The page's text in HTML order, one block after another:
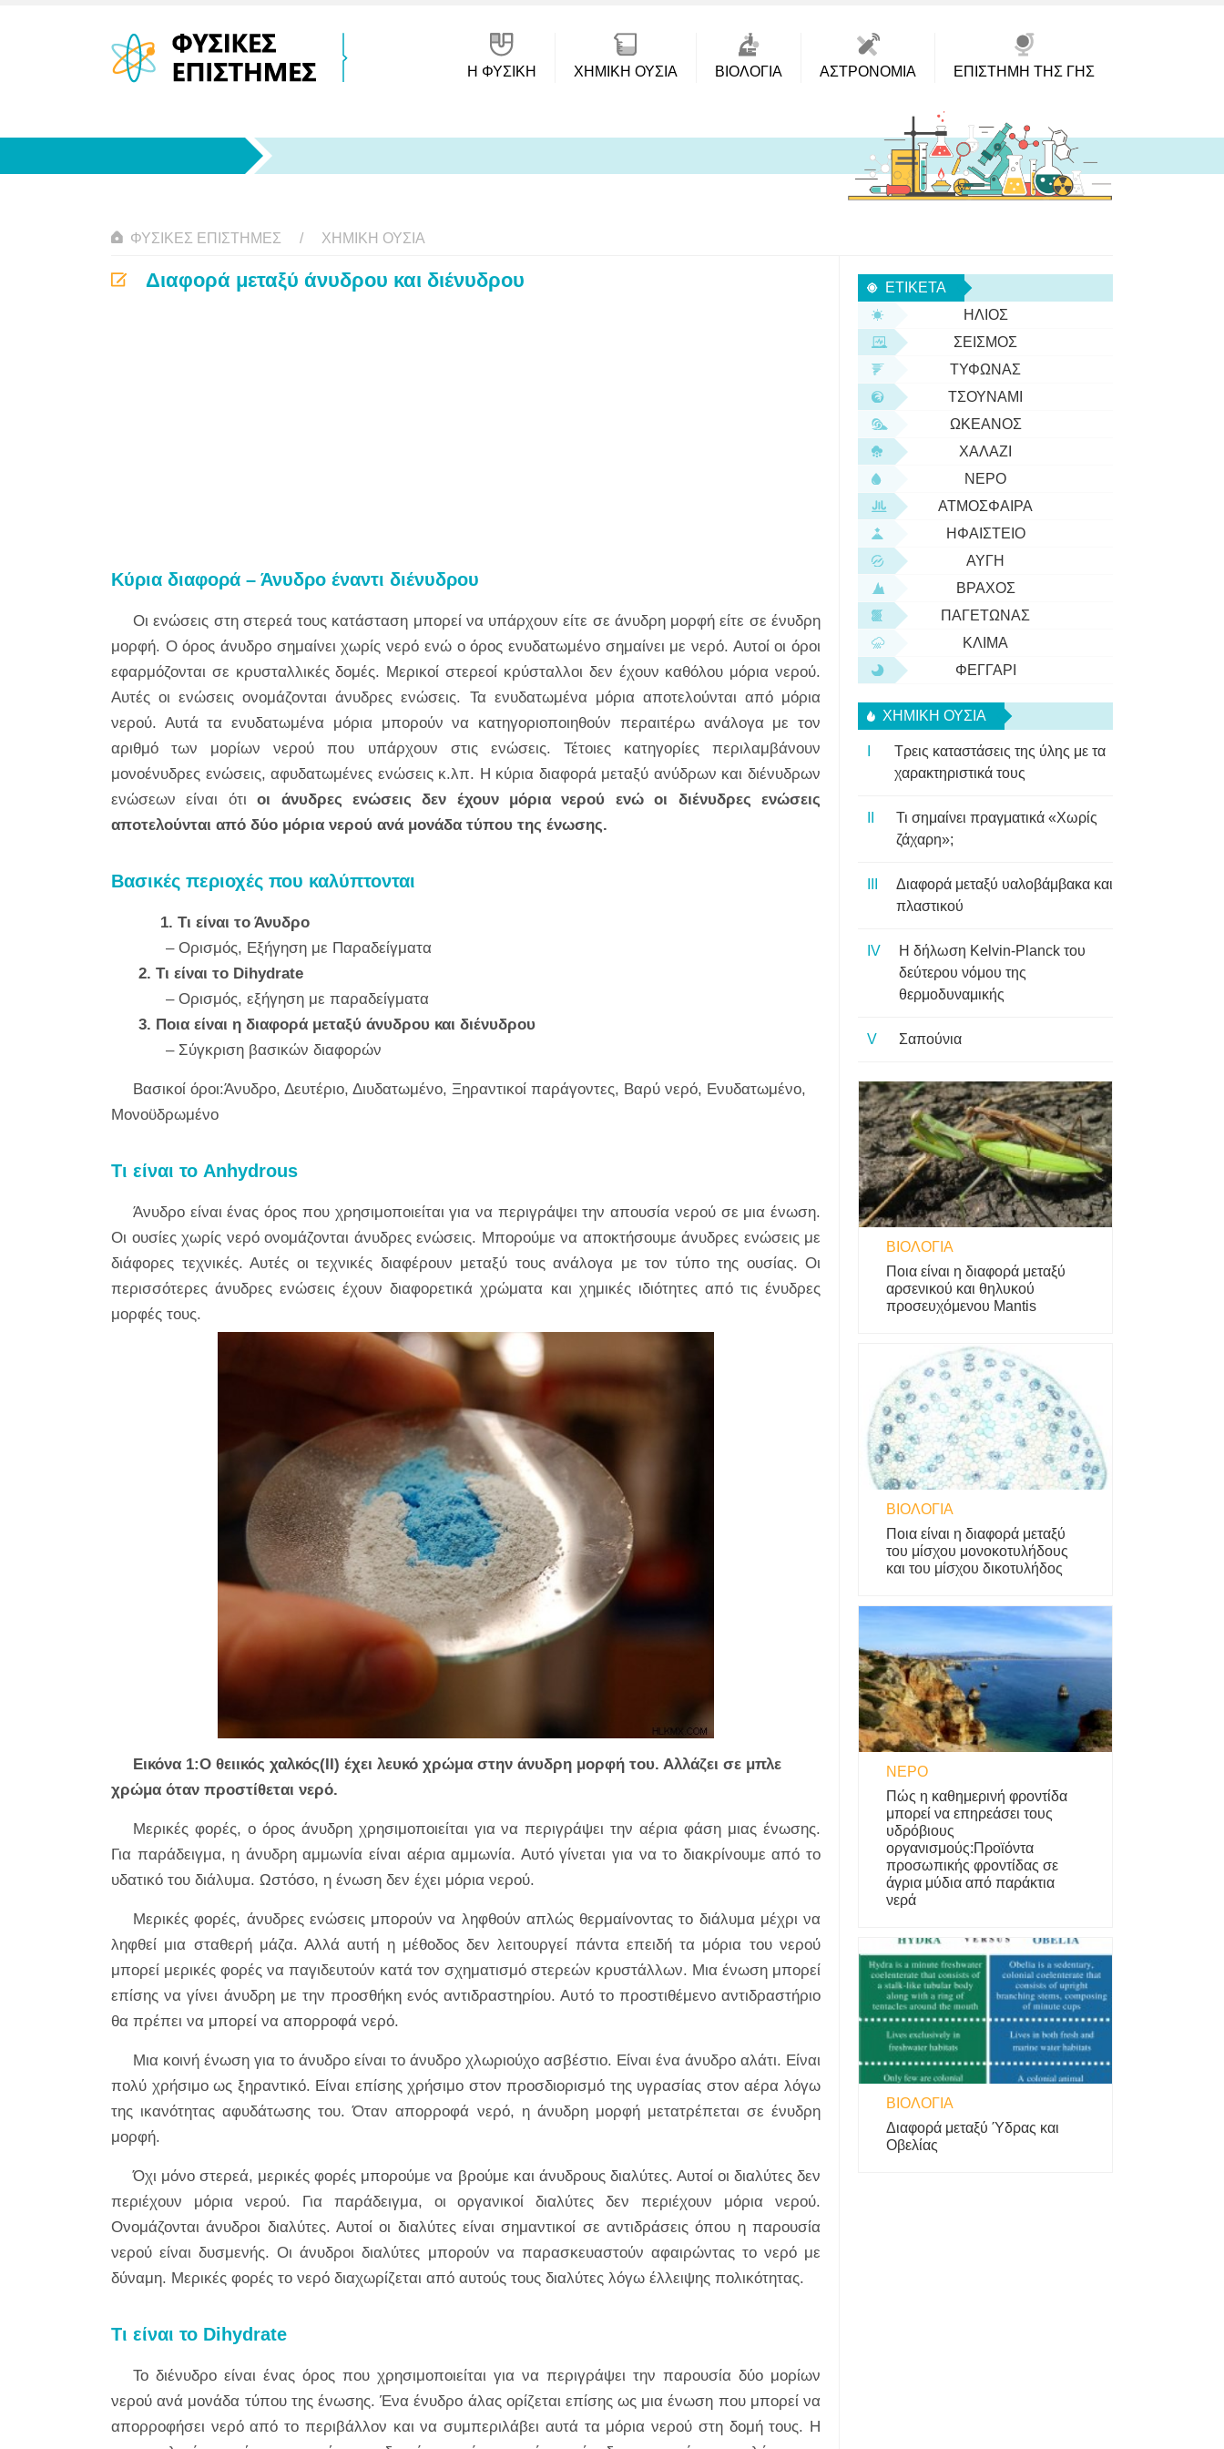
Η ΦΥΣΙΚΗ ΧΗΜΙΚΉ ΟΥΣΊΑ ΒΙΟΛΟΓΊΑ ΑΣΤΡΟΝΟΜΊΑ ΕΠΙΣΤΉΜΗ ΤΗΣ ΓΗΣ
ΦΥΣΙΚΈΣ ΕΠΙΣΤΉΜΕΣ ΧΗΜΙΚΉ ΟΥΣΊΑ
Διαφορά μεταξύ άνυδρου και διένυδρου
Κύρια διαφορά – Άνυδρο έναντι διένυδρου
Οι ενώσεις στη στερεά τους κατάσταση μπορεί να υπάρχουν είτε σε άνυδρη μορφή είτε σε ένυδρη
μορφή. Ο όρος άνυδρο σημαίνει χωρίς νερό ενώ ο όρος ενυδατωμένο σημαίνει με νερό. Αυτοί οι όροι
εφαρμόζονται σε κρυσταλλικές δομές. Μερικοί στερεοί κρύσταλλοι δεν έχουν καθόλου μόρια νερού.
Αυτές οι ενώσεις ονομάζονται άνυδρες ενώσεις. Τα ενυδατωμένα μόρια αποτελούνται από μόρια
νερού. Αυτά τα ενυδατωμένα μόρια μπορούν να κατηγοριοποιηθούν περαιτέρω ανάλογα με τον
αριθμό των μορίων νερού που υπάρχουν στις ενώσεις. Τέτοιες κατηγορίες περιλαμβάνουν
μονοένυδρες ενώσεις, αφυδατωμένες ενώσεις κ.λπ. Η κύρια διαφορά μεταξύ ανύδρων και διένυδρων
ενώσεων είναι ότιοι άνυδρες ενώσεις δεν έχουν μόρια νερού ενώ οι διένυδρες ενώσεις
αποτελούνται από δύο μόρια νερού ανά μονάδα τύπου της ένωσης.
Βασικές περιοχές που καλύπτονται
1. Τι είναι το Άνυδρο
– Ορισμός, Εξήγηση με Παραδείγματα
2. Τι είναι το Dihydrate
– Ορισμός, εξήγηση με παραδείγματα
3. Ποια είναι η διαφορά μεταξύ άνυδρου και διένυδρου
– Σύγκριση βασικών διαφορών
Βασικοί όροι:Άνυδρο, Δευτέριο, Διυδατωμένο, Ξηραντικοί παράγοντες, Βαρύ νερό, Ενυδατωμένο,
Μονοϋδρωμένο
Τι είναι το Anhydrous
Άνυδρο είναι ένας όρος που χρησιμοποιείται για να περιγράψει την απουσία νερού σε μια ένωση.
Οι ουσίες χωρίς νερό ονομάζονται άνυδρες ενώσεις. Μπορούμε να αποκτήσουμε άνυδρες ενώσεις με
διάφορες τεχνικές. Αυτές οι τεχνικές διαφέρουν μεταξύ τους ανάλογα με τον τύπο της ουσίας. Οι
περισσότερες άνυδρες ενώσεις έχουν διαφορετικά χρώματα και χημικές ιδιότητες από τις ένυδρες
μορφές τους.
Εικόνα 1:Ο θειικός χαλκός(II) έχει λευκό χρώμα στην άνυδρη μορφή του. Αλλάζει σε μπλε
χρώμα όταν προστίθεται νερό.
Μερικές φορές, ο όρος άνυδρη χρησιμοποιείται για να περιγράψει την αέρια φάση μιας ένωσης.
Για παράδειγμα, η άνυδρη αμμωνία είναι αέρια αμμωνία. Αυτό γίνεται για να το διακρίνουμε από το
υδατικό του διάλυμα. Ωστόσο, η ένωση δεν έχει μόρια νερού.
Μερικές φορές, άνυδρες ενώσεις μπορούν να ληφθούν απλώς θερμαίνοντας το διάλυμα μέχρι να
ληφθεί μια σταθερή μάζα. Αλλά αυτή η μέθοδος δεν λειτουργεί πάντα επειδή τα μόρια του νερού
μπορεί μερικές φορές να παγιδευτούν κατά τον σχηματισμό στερεών κρυστάλλων. Μια ένωση μπορεί
επίσης να γίνει άνυδρη με την προσθήκη ενός αντιδραστηρίου. Αυτό το προστιθέμενο αντιδραστήριο
θα πρέπει να μπορεί να απορροφά νερό.
Μια κοινή ένωση για το άνυδρο είναι το άνυδρο χλωριούχο ασβέστιο. Είναι ένα άνυδρο αλάτι. Είναι
πολύ χρήσιμο ως ξηραντικό. Είναι επίσης χρήσιμο στον προσδιορισμό της υγρασίας στον αέρα λόγω
της ικανότητας αφυδάτωσης του. Όταν απορροφά νερό, η άνυδρη μορφή μετατρέπεται σε ένυδρη
μορφή.
Όχι μόνο στερεά, μερικές φορές μπορούμε να βρούμε και άνυδρους διαλύτες. Αυτοί οι διαλύτες δεν
περιέχουν μόρια νερού. Για παράδειγμα, οι οργανικοί διαλύτες δεν περιέχουν μόρια νερού.
Ονομάζονται άνυδροι διαλύτες. Αυτοί οι διαλύτες είναι σημαντικοί σε αντιδράσεις όπου η παρουσία
νερού είναι δυσμενής. Οι άνυδροι διαλύτες μπορούν να παρασκευαστούν αφαιρώντας το νερό με
δύναμη. Μερικές φορές το νερό διαχωρίζεται από αυτούς τους διαλύτες λόγω έλλειψης πολικότητας.
Τι είναι το Dihydrate
Το διένυδρο είναι ένας όρος που χρησιμοποιείται για να περιγράψει την παρουσία δύο μορίων
νερού ανά μονάδα τύπου της ένωσης. Ένα ένυδρο άλας ορίζεται επίσης ως μια ένωση που μπορεί να
απορροφήσει νερό από το περιβάλλον και να συμπεριλάβει αυτά τα μόρια νερού στη δομή τους. Η
ΕΤΙΚΈΤΑ
ΉΛΙΟΣ
ΣΕΙΣΜΌΣ
ΤΥΦΏΝΑΣ
ΤΣΟΥΝΆΜΙ
ΩΚΕΑΝΌΣ
ΧΑΛΆΖΙ
ΝΕΡΌ
ΑΤΜΌΣΦΑΙΡΑ
ΗΦΑΊΣΤΕΙΟ
ΑΥΓΉ
ΒΡΆΧΟΣ
ΠΑΓΕΤΏΝΑΣ
ΚΛΊΜΑ
ΦΕΓΓΆΡΙ
ΧΗΜΙΚΉ ΟΥΣΊΑ
Τρεις καταστάσεις της ύλης με τα
χαρακτηριστικά τους
Τι σημαίνει πραγματικά «Χωρίς
ζάχαρη»;
Διαφορά μεταξύ υαλοβάμβακα και
πλαστικού
Η δήλωση Kelvin-Planck του
δεύτερου νόμου της
θερμοδυναμικής
Σαπούνια
ΒΙΟΛΟΓΊΑ
Ποια είναι η διαφορά μεταξύ
αρσενικού και θηλυκού
προσευχόμενου Mantis
ΒΙΟΛΟΓΊΑ
Ποια είναι η διαφορά μεταξύ
του μίσχου μονοκοτυλήδους
και του μίσχου δικοτυλήδος
ΝΕΡΌ
Πώς η καθημερινή φροντίδα
μπορεί να επηρεάσει τους
υδρόβιους
οργανισμούς:Προϊόντα
προσωπικής φροντίδας σε
άγρια ​​μύδια από παράκτια
νερά
ΒΙΟΛΟΓΊΑ
Διαφορά μεταξύ Ύδρας και
Οβελίας